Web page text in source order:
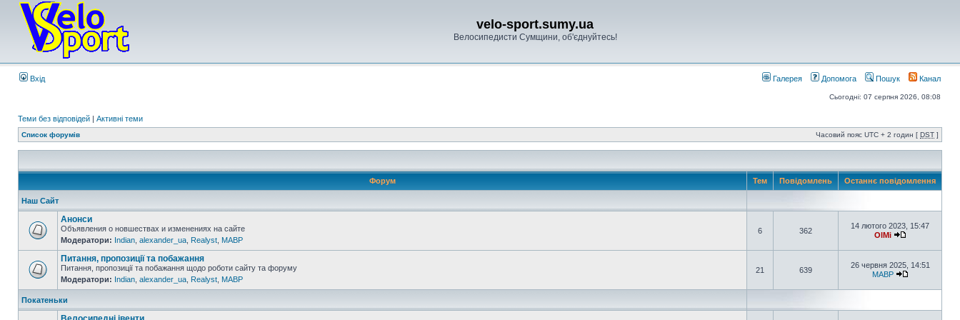
velo-sport.sumy.ua
Велосипедисти Сумщини, об'єднуйтесь!
Вхід Галерея Допомога Пошук Канал
Сьогодні: 07 серпня 2026, 08:08
Теми без відповідей | Активні теми
Список форумів Часовий пояс UTC + 2 годин [ DST ]
Форум Тем Повідомлень Останнє повідомлення
Наш Сайт
Анонси
Объявления о новшествах и изменениях на сайте
Модератори: Indian alexander_ua Realyst MABP
6 362
14 лютого 2023, 15:47
OlMi
Питання, пропозиції та побажання
Питання, пропозиції та побажання щодо роботи сайту та форуму
Модератори: Indian alexander_ua Realyst MABP
21 639
26 червня 2025, 14:51
MABP
Покатеньки